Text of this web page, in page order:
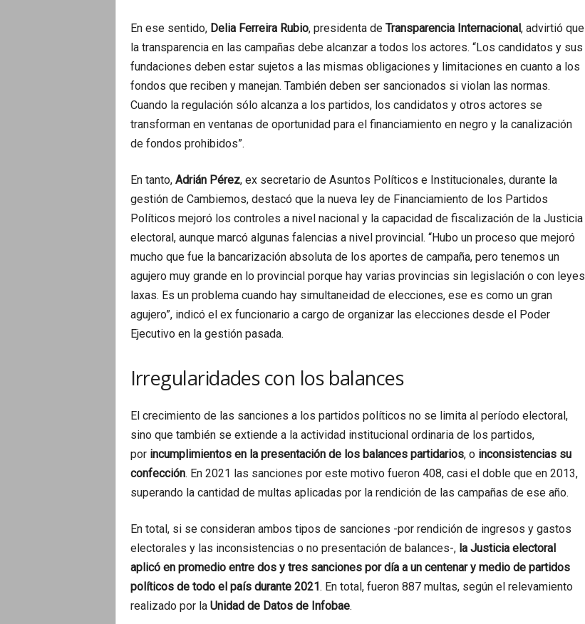
En ese sentido, Delia Ferreira Rubio, presidenta de Transparencia Internacional , advirtió que
la transparencia en las campañas debe alcanzar a todos los actores. “Los candidatos y sus
fundaciones deben estar sujetos a las mismas obligaciones y limitaciones en cuanto a los
fondos que reciben y manejan. También deben ser sancionados si violan las normas.
Cuando la regulación sólo alcanza a los partidos, los candidatos y otros actores se
transforman en ventanas de oportunidad para el financiamiento en negro y la canalización
de fondos prohibidos”.
En tanto,Adrián Pérez, ex secretario de Asuntos Políticos e Institucionales, durante la
gestión de Cambiemos, destacó que la nueva ley de Financiamiento de los Partidos
Políticos mejoró los controles a nivel nacional y la capacidad de fiscalización de la Justicia
electoral, aunque marcó algunas falencias a nivel provincial. “Hubo un proceso que mejoró
mucho que fue la bancarización absoluta de los aportes de campaña, pero tenemos un
agujero muy grande en lo provincial porque hay varias provincias sin legislación o con leyes
laxas. Es un problema cuando hay simultaneidad de elecciones, ese es como un gran
agujero”, indicó el ex funcionario a cargo de organizar las elecciones desde el Poder
Ejecutivo en la gestión pasada.
Irregularidades con los balances
El crecimiento de las sanciones a los partidos políticos no se limita al período electoral,
sino que también se extiende a la actividad institucional ordinaria de los partidos,
por incumplimientos en la presentación de los balances partidarios, oinconsistencias su
confección. En 2021 las sanciones por este motivo fueron 408, casi el doble que en 2013,
superando la cantidad de multas aplicadas por la rendición de las campañas de ese año.
En total, si se consideran ambos tipos de sanciones -por rendición de ingresos y gastos
electorales y las inconsistencias o no presentación de balances-, la Justicia electoral
aplicó en promedio entre dos y tres sanciones por día a un centenar y medio de partidos
políticos de todo el país durante 2021 . En total, fueron 887 multas, según el relevamiento
realizado por laUnidad de Datos de Infobae.